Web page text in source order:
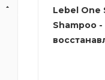
Lebel One
Shampoo